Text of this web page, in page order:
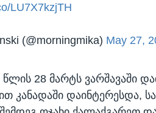
LU7X7kzjTH
(@morningmika) May 27,
წლის 28 მარტს
კანადაში დაინტერესდა,